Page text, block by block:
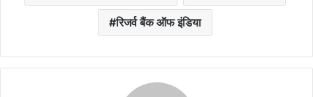
रिजर्व बैंक ऑफ इंडिया